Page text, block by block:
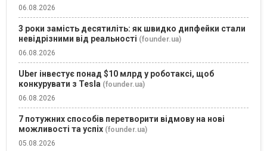
06.08.2026
3 роки замість десятиліть: як швидко дипфейки стали
невідрізними від реальності (founder.ua)
06.08.2026
Uber інвестує понад $10 млрд у роботаксі, щоб
конкурувати з Tesla (founder.ua)
06.08.2026
7 потужних способів перетворити відмову на нові
можливості та успіх (founder.ua)
05.08.2026